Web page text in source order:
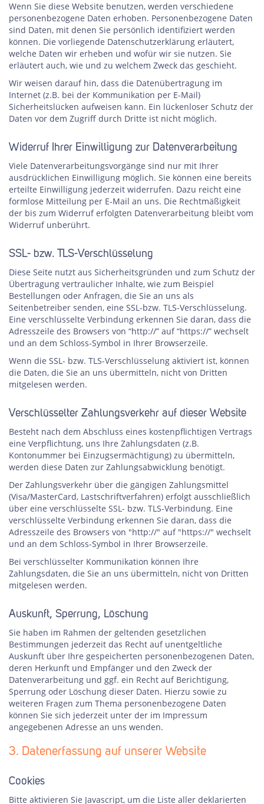
Wenn Sie diese Website benutzen, werden verschiedene
personenbezogene Daten erhoben. Personenbezogene Daten
sind Daten, mit denen Sie persönlich identifiziert werden
können. Die vorliegende Datenschutzerklärung erläutert,
welche Daten wir erheben und wofür wir sie nutzen. Sie
erläutert auch, wie und zu welchem Zweck das geschieht.
Wir weisen darauf hin, dass die Datenübertragung im
Internet (z.B. bei der Kommunikation per E-Mail)
Sicherheitslücken aufweisen kann. Ein lückenloser Schutz der
Daten vor dem Zugriff durch Dritte ist nicht möglich.
Widerruf Ihrer Einwilligung zur Datenverarbeitung
Viele Datenverarbeitungsvorgänge sind nur mit Ihrer
ausdrücklichen Einwilligung möglich. Sie können eine bereits
erteilte Einwilligung jederzeit widerrufen. Dazu reicht eine
formlose Mitteilung per E-Mail an uns. Die Rechtmäßigkeit
der bis zum Widerruf erfolgten Datenverarbeitung bleibt vom
Widerruf unberührt.
SSL- bzw. TLS-Verschlüsselung
Diese Seite nutzt aus Sicherheitsgründen und zum Schutz der
Übertragung vertraulicher Inhalte, wie zum Beispiel
Bestellungen oder Anfragen, die Sie an uns als
Seitenbetreiber senden, eine SSL-bzw. TLS-Verschlüsselung.
Eine verschlüsselte Verbindung erkennen Sie daran, dass die
Adresszeile des Browsers von “http://” auf “https://” wechselt
und an dem Schloss-Symbol in Ihrer Browserzeile.
Wenn die SSL- bzw. TLS-Verschlüsselung aktiviert ist, können
die Daten, die Sie an uns übermitteln, nicht von Dritten
mitgelesen werden.
Verschlüsselter Zahlungsverkehr auf dieser Website
Besteht nach dem Abschluss eines kostenpflichtigen Vertrags
eine Verpflichtung, uns Ihre Zahlungsdaten (z.B.
Kontonummer bei Einzugsermächtigung) zu übermitteln,
werden diese Daten zur Zahlungsabwicklung benötigt.
Der Zahlungsverkehr über die gängigen Zahlungsmittel
(Visa/MasterCard, Lastschriftverfahren) erfolgt ausschließlich
über eine verschlüsselte SSL- bzw. TLS-Verbindung. Eine
verschlüsselte Verbindung erkennen Sie daran, dass die
Adresszeile des Browsers von "http://" auf "https://" wechselt
und an dem Schloss-Symbol in Ihrer Browserzeile.
Bei verschlüsselter Kommunikation können Ihre
Zahlungsdaten, die Sie an uns übermitteln, nicht von Dritten
mitgelesen werden.
Auskunft, Sperrung, Löschung
Sie haben im Rahmen der geltenden gesetzlichen
Bestimmungen jederzeit das Recht auf unentgeltliche
Auskunft über Ihre gespeicherten personenbezogenen Daten,
deren Herkunft und Empfänger und den Zweck der
Datenverarbeitung und ggf. ein Recht auf Berichtigung,
Sperrung oder Löschung dieser Daten. Hierzu sowie zu
weiteren Fragen zum Thema personenbezogene Daten
können Sie sich jederzeit unter der im Impressum
angegebenen Adresse an uns wenden.
3. Datenerfassung auf unserer Website
Cookies
Bitte aktivieren Sie Javascript, um die Liste aller deklarierten